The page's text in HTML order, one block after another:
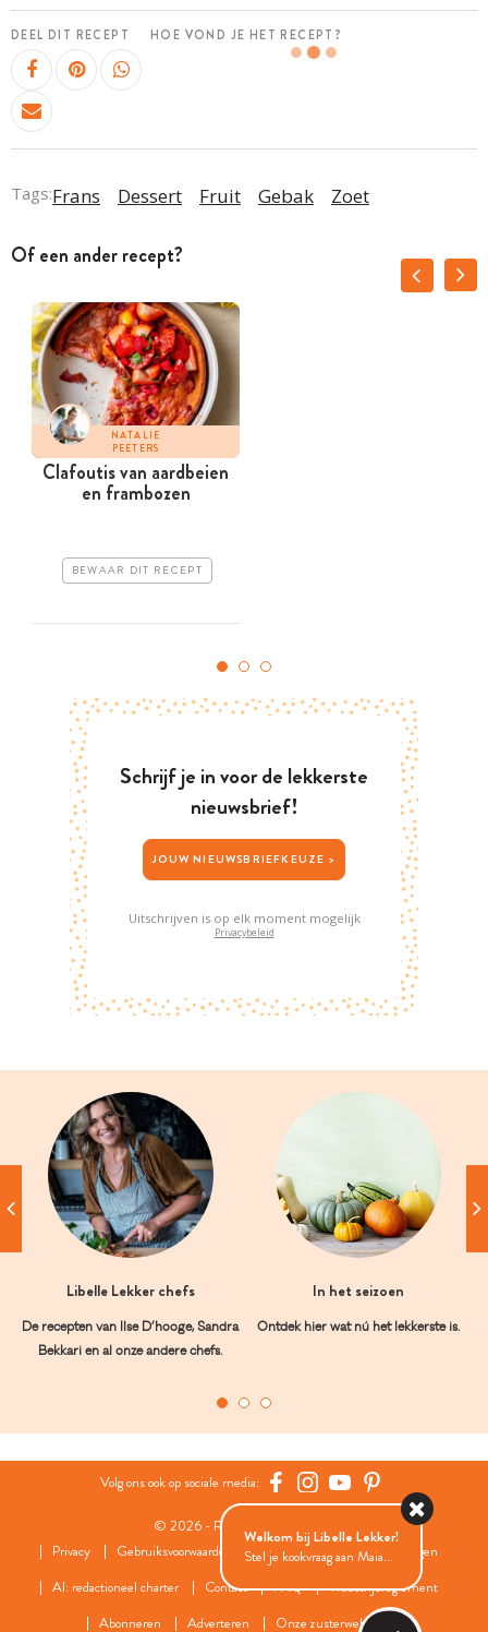
DEEL DIT RECEPT HOE VOND JE HET RECEPT?
Tags:Frans Dessert Fruit Gebak Zoet
Of een ander recept?
NATALIE
PEETERS
Clafoutis van ­aardbeien
en ­frambozen
BEWAAR DIT RECEPT
Schrijf je in voor de lekkerste
nieuwsbrief!
JOUW NIEUWSBRIEFKEUZE >
Uitschrijven is op elk moment mogelijk
Privacybeleid
Libelle Lekker chefs
De recepten van Ilse D’hooge, Sandra
Bekkari en al onze andere chefs.
In het seizoen
Ontdek hier wat nú het lekkerste is.
Volg ons ook op sociale media:
© 2026 - Roularta Media Group
Privacy
Gebruiksvoorwaarden Cookies
Cookies instellingen
AI: redactioneel charter
Contact FAQ
Wedstrijdreglement
Abonneren
Adverteren Onze zusterwebsites
Welkom bij Libelle Lekker!
Stel je kookvraag aan Maia...